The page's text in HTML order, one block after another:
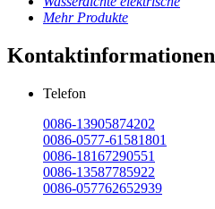
Mehr Produkte
Kontaktinformationen
Telefon
0086-13905874202
0086-0577-61581801
0086-18167290551
0086-13587785922
0086-057762652939